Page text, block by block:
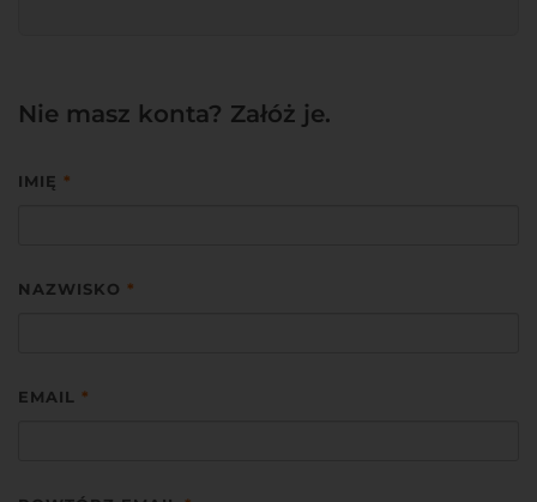
Nie masz konta? Załóż je.
IMIĘ *
NAZWISKO *
EMAIL *